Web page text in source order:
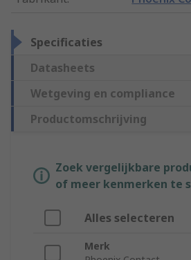
Specificaties
Datasheets
Wetgeving en compliance
Productomschrijving
Zoek vergelijkbare
of meer kenmerken te
Alles selecteren
Merk